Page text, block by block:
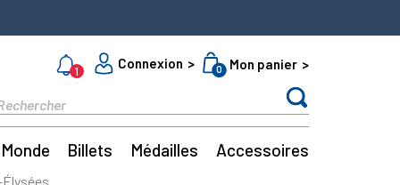
1
Connexion 0 Mon panier
Monde Billets Médailles Accessoires